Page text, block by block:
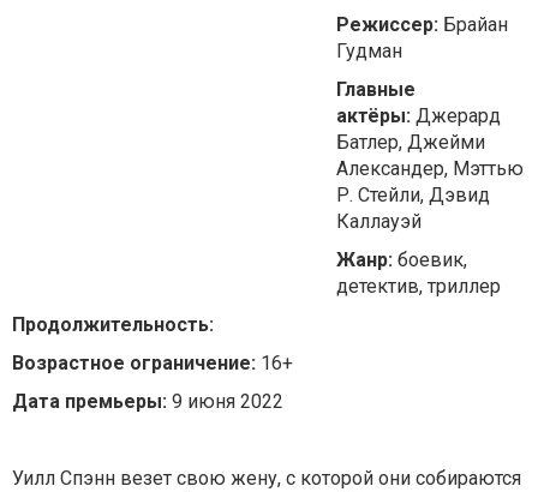
Режиссер: Брайан
Гудман
Главные
актёры: Джерард
Батлер, Джейми
Александер, Мэттью
Р. Стейли, Дэвид
Каллауэй
Жанр: боевик,
детектив, триллер
Продолжительность:
Возрастное ограничение: 16+
Дата премьеры: 9 июня 2022
Уилл Спэнн везет свою жену, с которой они собираются